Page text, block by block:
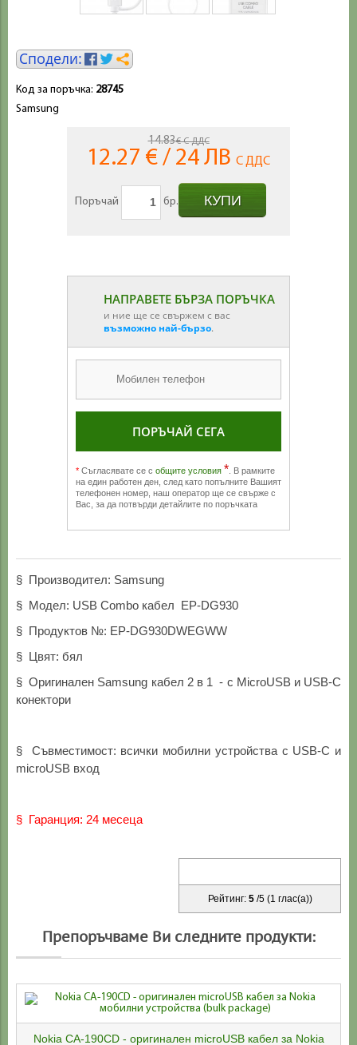
Код за поръчка: 28745
Samsung
14.83€ С ДДС
12.27 € / 24 ЛВ С ДДС
Поръчай бр.
НАПРАВЕТЕ БЪРЗА ПОРЪЧКА
и ние ще се свържем с вас
възможно най-бързо.
ПОРЪЧАЙ СЕГА
* Съгласявате се с общите условия * . В рамките
на един работен ден, след като попълните Вашият
телефонен номер, наш оператор ще се свърже с
Вас, за да потвърди детайлите по поръчката
§ Производител: Samsung
§ Модел: USB Combo кабел EP-DG930
§ Продуктов №: EP-DG930DWEGWW
§ Цвят: бял
§ Оригинален Samsung кабел 2 в 1 - с MicroUSB и USB-C
конектори
§ Съвместимост: всички мобилни устройства с USB-C и
microUSB вход
§ Гаранция: 24 месеца
Рейтинг: 5 /5(1 глас(а))
Препоръчваме Ви следните продукти:
Nokia CA-190CD - оригинален microUSB кабел за Nokia